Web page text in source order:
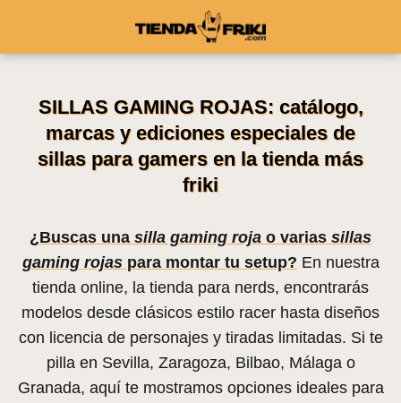
SILLAS GAMING ROJAS: catálogo,
marcas y ediciones especiales de
sillas para gamers en la tienda más
friki
¿Buscas una silla gaming roja o varias sillas
gaming rojaspara montar tu setup? En nuestra
tienda online, la tienda para nerds, encontrarás
modelos desde clásicos estilo racer hasta diseños
con licencia de personajes y tiradas limitadas. Si te
pilla en Sevilla, Zaragoza, Bilbao, Málaga o
Granada, aquí te mostramos opciones ideales para